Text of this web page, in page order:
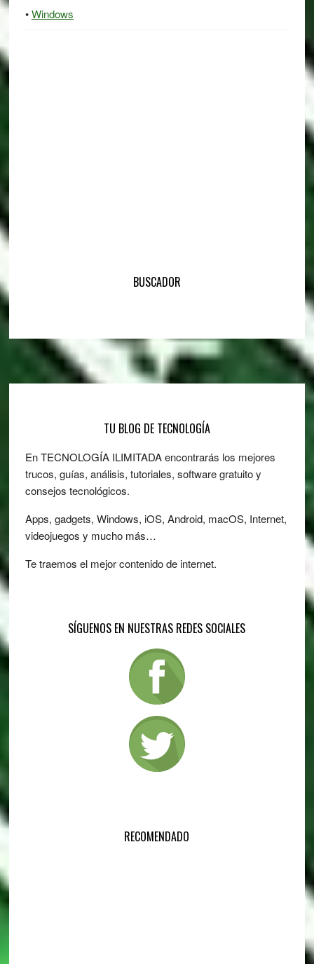
Windows
BUSCADOR
TU BLOG DE TECNOLOGÍA
En TECNOLOGÍA ILIMITADA encontrarás los mejores
trucos, guías, análisis, tutoriales, software gratuito y
consejos tecnológicos.
Apps, gadgets, Windows, iOS, Android, macOS, Internet,
videojuegos y mucho más…
Te traemos el mejor contenido de internet.
SÍGUENOS EN NUESTRAS REDES SOCIALES
RECOMENDADO